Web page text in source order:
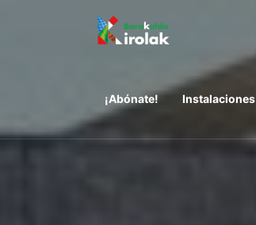
¡Abónate! Instalaciones